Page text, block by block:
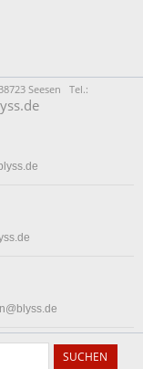
Seesen Tel.: